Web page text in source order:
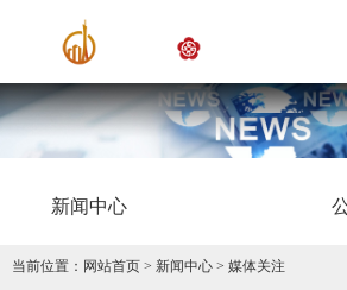
新闻中心
当前位置： 网站首页 > 新闻中心 > 媒体关注